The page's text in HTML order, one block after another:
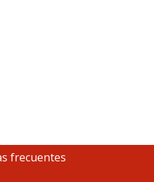
frecuentes